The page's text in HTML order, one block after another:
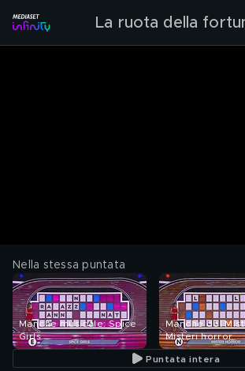
La ruota della
Nella stessa puntata
Manche musicale: Spice
Girls
Manche del
Misteri horror
Puntata intera